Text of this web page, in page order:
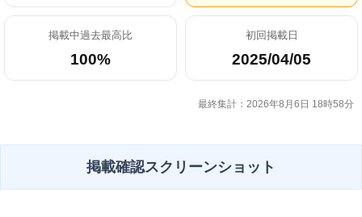
掲載中過去最高比
100%
初回掲載日
2025/04/05
最終集計：2026年8月6日 18時58分
掲載確認スクリーンショット